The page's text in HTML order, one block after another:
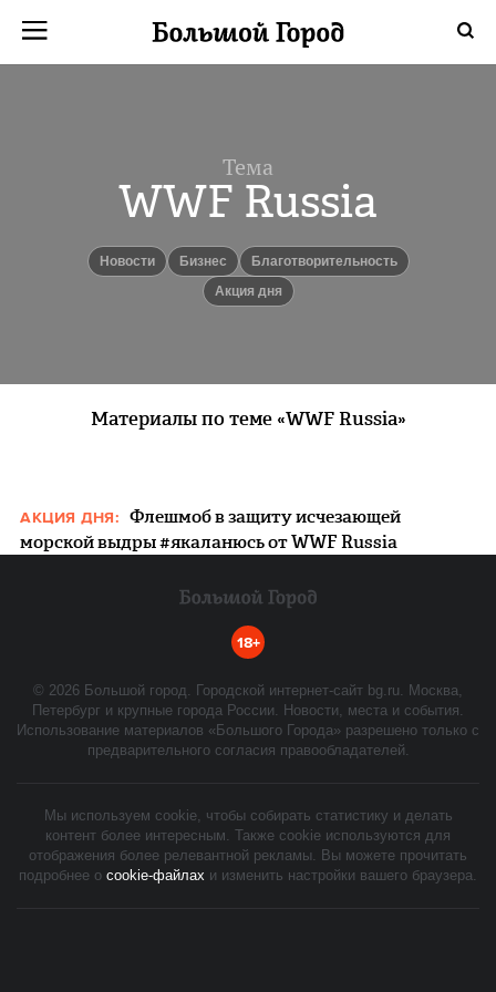
Тема
WWF Russia
новости бизнес
Благотворительность
Акция дня
Материалы по теме «WWF Russia»
АКЦИЯ ДНЯ: Флешмоб в защиту исчезающей
морской выдры #якаланюсь от WWF Russia
18+
© 2026 Большой город. Городской интернет-сайт bg.ru. Москва,
Петербург и крупные города России. Новости, места и события.
Использование материалов «Большого Города» разрешено только с
предварительного согласия правообладателей.
Мы используем cookie, чтобы собирать статистику и делать
контент более интересным. Также cookie используются для
отображения более релевантной рекламы. Вы можете прочитать
подробнее о cookie-файлах и изменить настройки вашего браузера.